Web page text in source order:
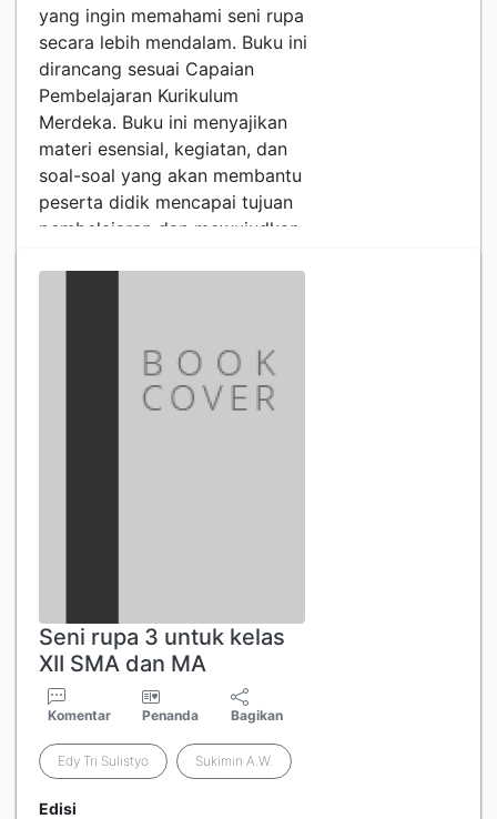
yang ingin memahami seni rupa
secara lebih mendalam. Buku ini
dirancang sesuai Capaian
Pembelajaran Kurikulum
Merdeka. Buku ini menyajikan
materi esensial, kegiatan, dan
soal-soal yang akan membantu
peserta didik mencapai tujuan
pembelajaran dan mewujudkan
Seni rupa 3 untuk kelas
XII SMA dan MA
Komentar Penanda Bagikan
Edy Tri Sulistyo Sukimin A.W.
Edisi